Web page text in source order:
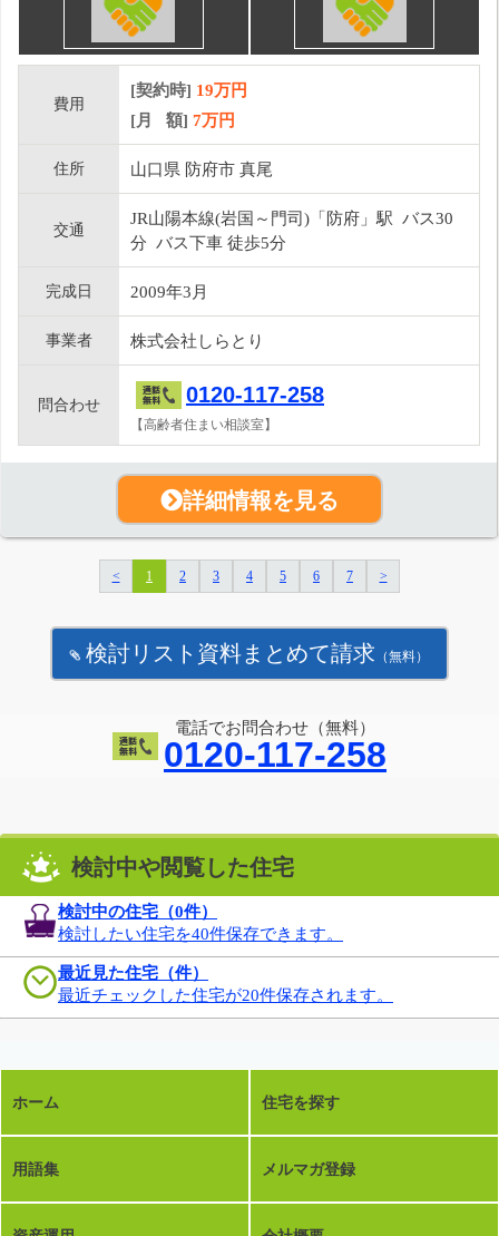
費用
[契約時] 19万円
[月 額] 7万円
住所 山口県 防府市 真尾
交通
JR山陽本線(岩国～門司)「防府」駅 バス30
分 バス下車 徒歩5分
完成日 2009年3月
事業者 株式会社しらとり
問合わせ 0120-117-258
【高齢者住まい相談室】
詳細情報を見る
< 1 2 3 4 5 6 7 >
検討リスト資料まとめて請求 （無料）
電話でお問合わせ（無料）
0120-117-258
検討中や閲覧した住宅
検討中の住宅（0件）
検討したい住宅を40件保存できます。
最近見た住宅（件）
最近チェックした住宅が20件保存されます。
ホーム 住宅を探す
用語集 メルマガ登録